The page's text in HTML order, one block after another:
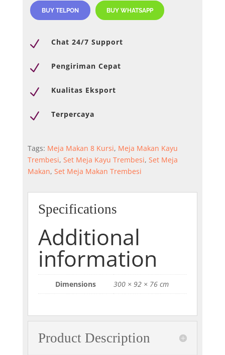
BUY TELPON BUY WHATSAPP
N Chat 24/7 Support
N Pengiriman Cepat
N Kualitas Eksport
N Terpercaya
Tags: Meja Makan 8 Kursi, Meja Makan Kayu
Trembesi, Set Meja Kayu Trembesi, Set Meja
Makan, Set Meja Makan Trembesi
Specifications
Additional
information
Dimensions 300 × 92 × 76 cm
Product Description